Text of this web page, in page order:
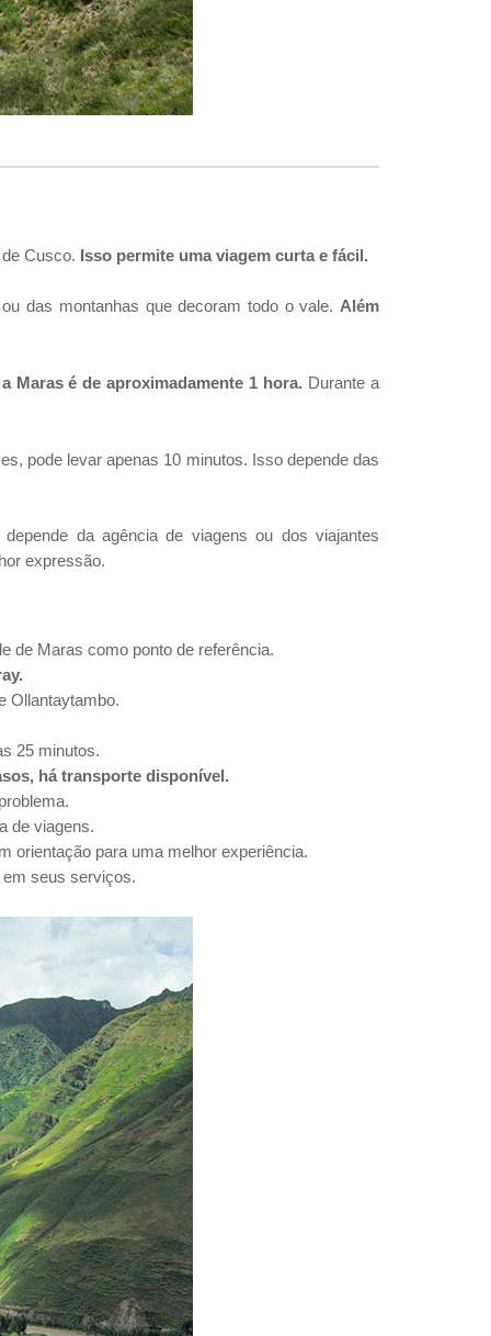
Cusco. Isso permite uma viagem curta e fácil.
das montanhas que decoram todo o vale. Além
Maras é de aproximadamente 1 hora. Durante a
pode levar apenas 10 minutos. Isso depende das
da agência de viagens ou dos viajantes
expressão.
de Maras como ponto de referência.
Ollantaytambo.
25 minutos.
há transporte disponível.
de viagens.
orientação para uma melhor experiência.
seus serviços.